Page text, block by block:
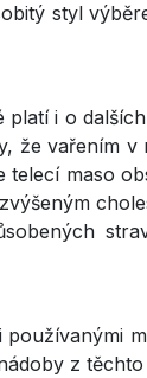
styl
i o
že vařením
maso
z